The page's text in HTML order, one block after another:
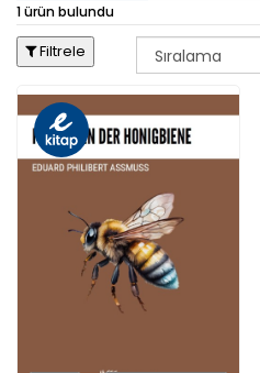
1 ürün bulundu
Filtrele